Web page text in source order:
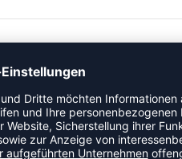
für maximale
und attraktives